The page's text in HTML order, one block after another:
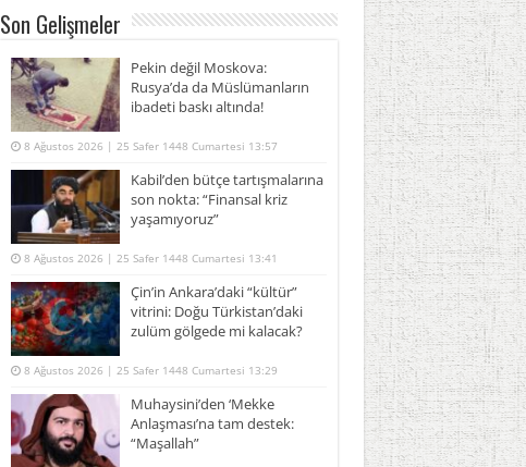
Son Gelişmeler
Pekin değil Moskova:
Rusya’da da Müslümanların
ibadeti baskı altında!
8 Ağustos 2026 | 25 Safer 1448 Cumartesi 13:57
Kabil’den bütçe tartışmalarına
son nokta: “Finansal kriz
yaşamıyoruz”
8 Ağustos 2026 | 25 Safer 1448 Cumartesi 13:41
Çin’in Ankara’daki “kültür”
vitrini: Doğu Türkistan’daki
zulüm gölgede mi kalacak?
8 Ağustos 2026 | 25 Safer 1448 Cumartesi 13:29
Muhaysini’den ‘Mekke
Anlaşması’na tam destek:
“Maşallah”